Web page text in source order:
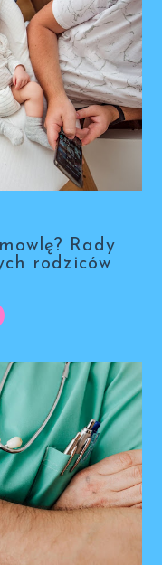
Rady
rodziców